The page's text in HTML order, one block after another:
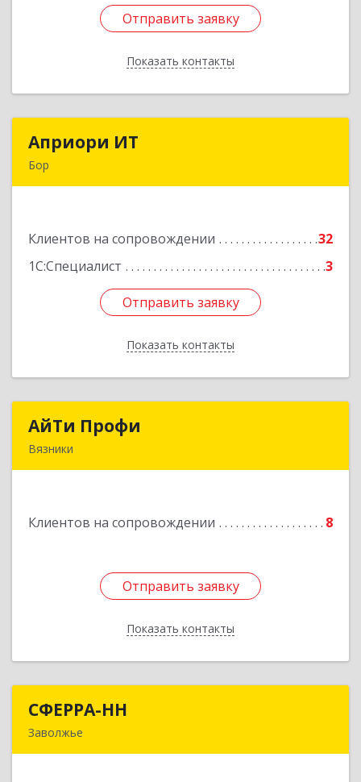
Отправить заявку
Показать контакты
Отправить заявку
Назад
Априори ИТ
Бор
Клиентов на сопровождении
32
1С:Специалист
3
Отправить заявку
Показать контакты
Подробнее
Отправить заявку
Назад
АйТи Профи
Вязники
Клиентов на сопровождении 8
Отправить заявку
Показать контакты
Отправить заявку
Назад
СФЕРРА-НН
Заволжье